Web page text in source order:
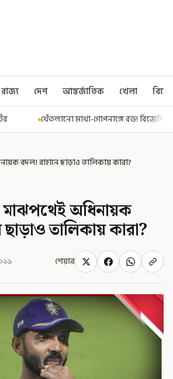
রাজ্য দেশ আন্তর্জাতিক খেলা
রড! বিজেপিশাসিত অসমে নাবালিকার
বদল! রাহানে ছাড়াও তালিকায় কারা?
অধিনায়ক
তালিকায় কারা?
শেয়ার